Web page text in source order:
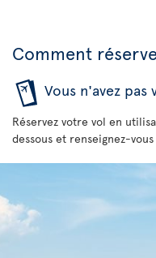
Comment
Vous n'avez
Réservez votre vol en
dessous et renseignez-